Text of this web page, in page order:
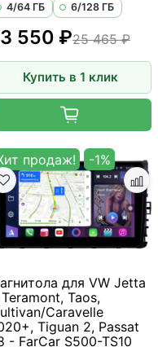
4/64 ГБ
6/128 ГБ
550 ₽25 465 ₽
Купить в 1 клик
продаж! -1%
для VW Jetta
Teramont, Taos,
Caravelle
Tiguan 2, Passat
- FarCar S500-TS10